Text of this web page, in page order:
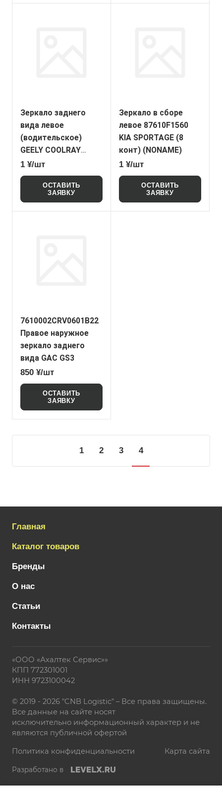
Зеркало заднего
вида левое
(водительское)
GEELY COOLRAY
(NONAME)
1 ¥/шт
ОСТАВИТЬ
ЗАЯВКУ
Зеркало в сборе
левое 87610F1560
KIA SPORTAGE (8
конт) (NONAME)
1 ¥/шт
ОСТАВИТЬ
ЗАЯВКУ
7610002CRV0601B22
Правое наружное
зеркало заднего
вида GAC GS3
850 ¥/шт
ОСТАВИТЬ
ЗАЯВКУ
1 2 3 4
Главная
Каталог товаров
Бренды
О нас
Статьи
Контакты
«ООО «Ахалтек Сервис»»
КПП 772301001
ИНН 9723100042
© 2019 - 2026 "CNB Logistic" – Все права защищены.
Все данные на сайте носят
исключительно информационный характер и не
являются публичной офертой
Политика конфиденциальности Карта сайта
Разработано в